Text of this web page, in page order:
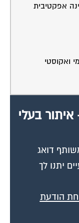
אפקטיבית
ואקוסטי
בעלי
דואג
יתנו לך
הודעת